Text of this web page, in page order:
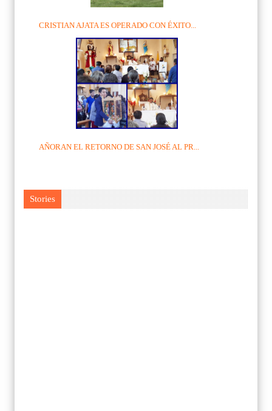
CRISTIAN AJATA ES OPERADO CON ÉXITO...
AÑORAN EL RETORNO DE SAN JOSÉ AL PR...
Stories